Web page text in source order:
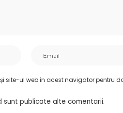
site-ul web în acest navigator pentru
sunt publicate alte comentarii.